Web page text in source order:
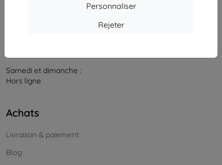
Personnaliser
Rejeter
Samedi et dimanche :
Hors ligne
Achats
Livraison & paiement
Blog